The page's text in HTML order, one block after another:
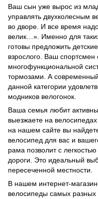
Ваш сын уже вырос из
управлять двухколесным
во дворе. И все время
велик…». Именно для
готовы предложить
взрослого. Ваш спортсмен
многофункциональной
тормозами. А
данной категории
модников велогонок.
Ваша семья любит
выезжаете на
на нашем сайте вы
велосипед для вас и
рама позволит с
дороги. Это идеальный
пересеченной местности.
В нашем интернет-
велосипеды самых разных